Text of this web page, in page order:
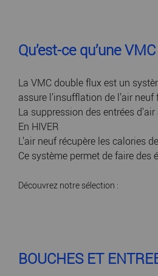
Qu’est-ce qu’une
La VMC double flux est un
assure l’insufflation de l’air
La suppression des entrées
En HIVER
L’air neuf récupère les calories
Ce système permet de faire
Découvrez notre sélection :
BOUCHES ET